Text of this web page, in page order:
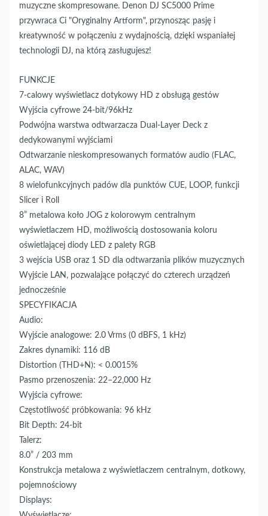
muzyczne skompresowane. Denon DJ SC5000 Prime
przywraca Ci "Oryginalny Artform", przynosząc pasję i
kreatywność w połączeniu z wydajnością, dzięki wspaniałej
technologii DJ, na którą zasługujesz!
FUNKCJE
7-calowy wyświetlacz dotykowy HD z obsługą gestów
Wyjścia cyfrowe 24-bit/96kHz
Podwójna warstwa odtwarzacza Dual-Layer Deck z
dedykowanymi wyjściami
Odtwarzanie nieskompresowanych formatów audio (FLAC,
ALAC, WAV)
8 wielofunkcyjnych padów dla punktów CUE, LOOP, funkcji
Slicer i Roll
8” metalowa koło JOG z kolorowym centralnym
wyświetlaczem HD, możliwością dostosowania koloru
oświetlającej diody LED z palety RGB
3 wejścia USB oraz 1 SD dla odtwarzania plików muzycznych
Wyjście LAN, pozwalające połączyć do czterech urządzeń
jednocześnie
SPECYFIKACJA
Audio:
Wyjście analogowe: 2.0 Vrms (0 dBFS, 1 kHz)
Zakres dynamiki: 116 dB
Distortion (THD+N): < 0.0015%
Pasmo przenoszenia: 22–22,000 Hz
Wyjścia cyfrowe:
Częstotliwość próbkowania: 96 kHz
Bit Depth: 24-bit
Talerz:
8.0” / 203 mm
Konstrukcja metalowa z wyświetlaczem centralnym, dotkowy,
pojemnościowy
Displays: